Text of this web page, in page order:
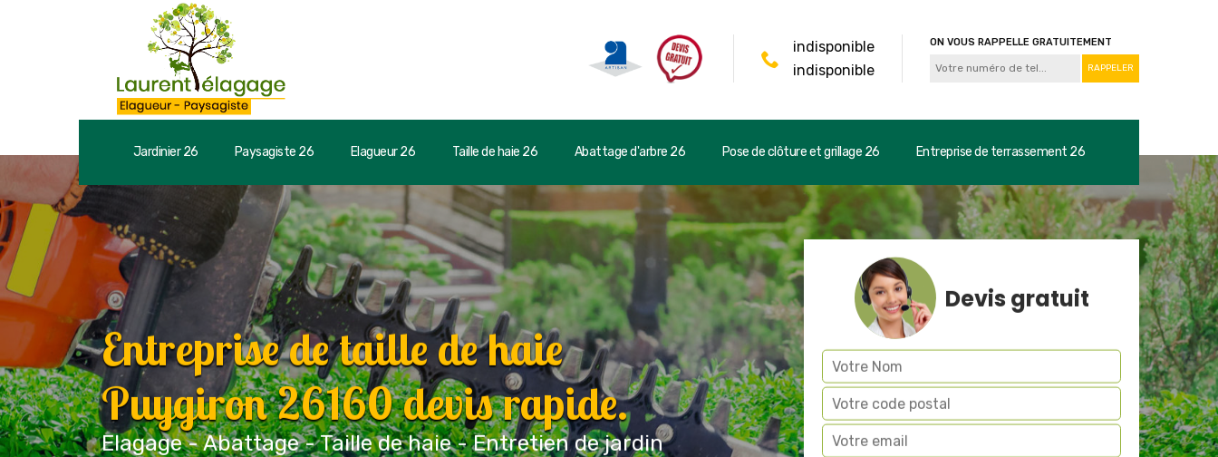
indisponible
indisponible
ON VOUS RAPPELLE GRATUITEMENT
Jardinier 26 Paysagiste 26 Elagueur 26 Taille de haie 26 Abattage d'arbre 26 Pose de clôture et grillage 26 Entreprise de terrassement 26
Entreprise de taille de haie
Puygiron 26160 devis rapide.
Elagage - Abattage - Taille de haie - Entretien de jardin
Devis gratuit